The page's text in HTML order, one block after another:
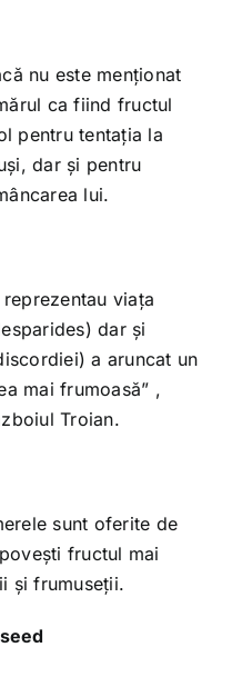
nu este menționat
ca fiind fructul
pentru tentaţia la
dar şi pentru
lui.
viaţa
dar şi
a aruncat un
mai frumoasă” ,
Troian.
sunt oferite de
fructul mai
şi frumuseţii.